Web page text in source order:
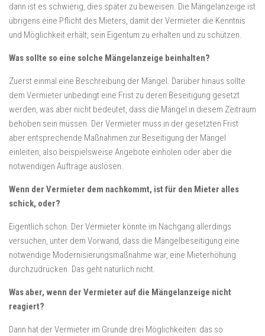
dann ist es schwierig, dies später zu beweisen. Die Mängelanzeige ist
übrigens eine Pflicht des Mieters, damit der Vermieter die Kenntnis
und Möglichkeit erhält, sein Eigentum zu erhalten und zu schützen.
Was sollte so eine solche Mängelanzeige beinhalten?
Zuerst einmal eine Beschreibung der Mängel. Darüber hinaus sollte
dem Vermieter unbedingt eine Frist zu deren Beseitigung gesetzt
werden, was aber nicht bedeutet, dass die Mängel in diesem Zeitraum
behoben sein müssen. Der Vermieter muss in der gesetzten Frist
aber entsprechende Maßnahmen zur Beseitigung der Mängel
einleiten, also beispielsweise Angebote einholen oder aber die
notwendigen Aufträge auslösen.
Wenn der Vermieter dem nachkommt, ist für den Mieter alles
schick, oder?
Eigentlich schon. Der Vermieter könnte im Nachgang allerdings
versuchen, unter dem Vorwand, dass die Mängelbeseitigung eine
notwendige Modernisierungsmaßnahme war, eine Mieterhöhung
durchzudrücken. Das geht natürlich nicht.
Was aber, wenn der Vermieter auf die Mängelanzeige nicht
reagiert?
Dann hat der Vermieter im Grunde drei Möglichkeiten: das so